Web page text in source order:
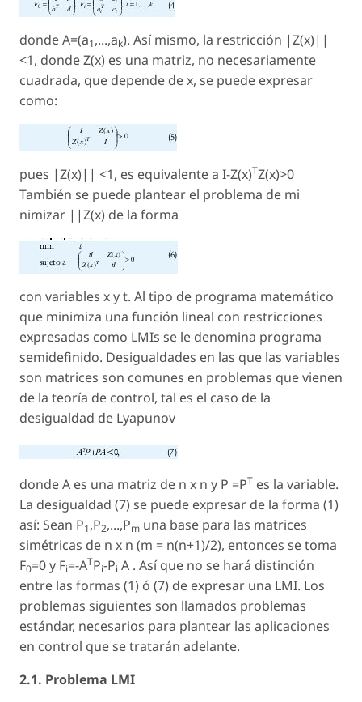
donde A=(a1,...,ak). Así mismo, la restricción |Z(x)||
<1, donde Z(x) es una matriz, no necesariamente
cuadrada, que depende de x, se puede expresar
como:
pues |Z(x)|| <1, es equivalente a I-Z(x)TZ(x)>0
También se puede plantear el problema de mi
nimizar ||Z(x) de la forma
con variables x y t. Al tipo de programa matemático
que minimiza una función lineal con restricciones
expresadas como LMIs se le denomina programa
semidefinido. Desigualdades en las que las variables
son matrices son comunes en problemas que vienen
de la teoría de control, tal es el caso de la
desigualdad de Lyapunov
donde A es una matriz de n x n y P =PT es la variable.
La desigualdad (7) se puede expresar de la forma (1)
así: Sean P1,P2,...,Pm una base para las matrices
simétricas de n x n (m = n(n+1)/2), entonces se toma
F0=0 y Fi=-ATPi-Pi A . Así que no se hará distinción
entre las formas (1) ó (7) de expresar una LMI. Los
problemas siguientes son llamados problemas
estándar, necesarios para plantear las aplicaciones
en control que se tratarán adelante.
2.1. Problema LMI